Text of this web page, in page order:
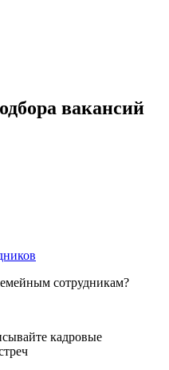
вакансий
сотрудникам?
кадровые